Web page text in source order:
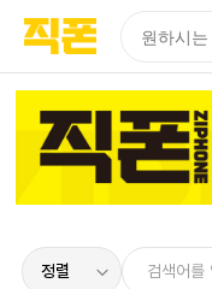
페이지
페이지
페이지
페이지